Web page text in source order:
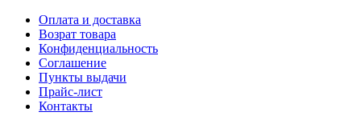
Оплата и доставка
Возрат товара
Конфиденциальность
Соглашение
Пункты выдачи
Прайс-лист
Контакты